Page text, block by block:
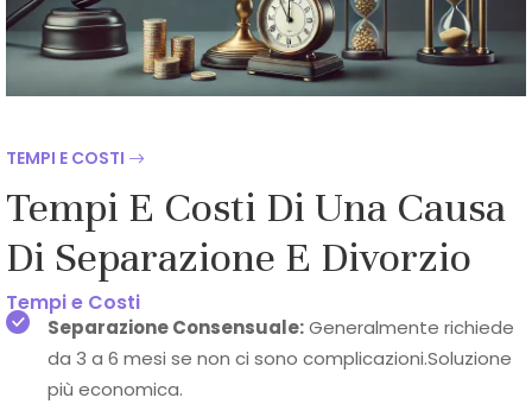
TEMPI E COSTI
Tempi E Costi Di Una Causa
Di Separazione E Divorzio
Tempi e Costi
Separazione Consensuale:Generalmente richiede
da 3 a 6 mesi se non ci sono complicazioni.Soluzione
più economica.